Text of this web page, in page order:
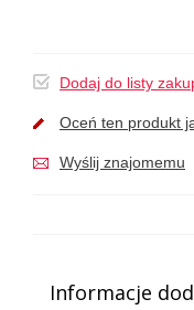
Dodaj do listy
Oceń ten produkt
Wyślij znajomemu
Informacje